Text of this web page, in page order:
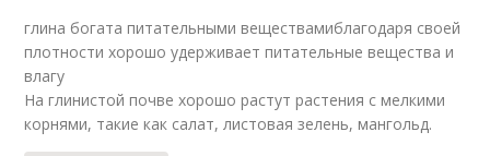
глина богата питательными веществамиблагодаря своей
плотности хорошо удерживает питательные вещества и
влагу
На глинистой почве хорошо растут растения с мелкими
корнями, такие как салат, листовая зелень, мангольд.